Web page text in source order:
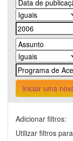
Iniciar uma
Adicionar filtros:
Utilizar filtros